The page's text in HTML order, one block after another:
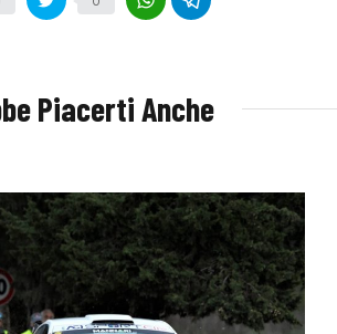
Piacerti Anche